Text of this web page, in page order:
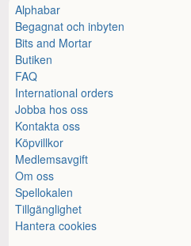
Alphabar
Begagnat och inbyten
Bits and Mortar
Butiken
FAQ
International orders
Jobba hos oss
Kontakta oss
Köpvillkor
Medlemsavgift
Om oss
Spellokalen
Tillgänglighet
Hantera cookies